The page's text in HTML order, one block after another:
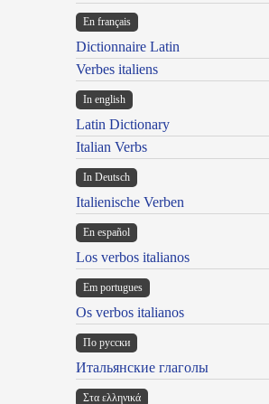
En français
Dictionnaire Latin
Verbes italiens
In english
Latin Dictionary
Italian Verbs
In Deutsch
Italienische Verben
En español
Los verbos italianos
Em portugues
Os verbos italianos
По русски
Итальянские глаголы
Στα ελληνικά